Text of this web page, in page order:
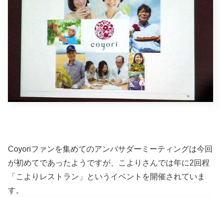
Coyoriファンを集めてのアンバサダーミーティングは今回
が初めてであったようですが、こよりさんでは年に2回程
「こよりレストラン」というイベントを開催されていま
す。